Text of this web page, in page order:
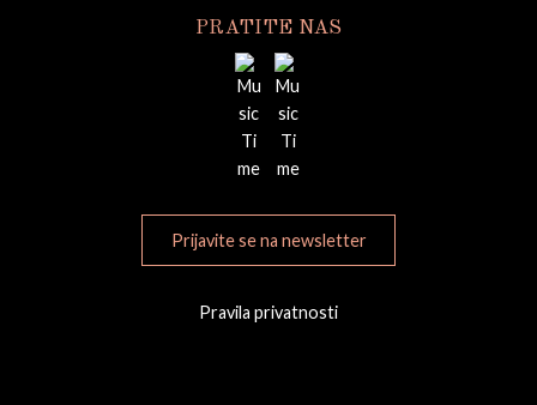
PRATITE NAS
Prijavite se na newsletter
Pravila privatnosti